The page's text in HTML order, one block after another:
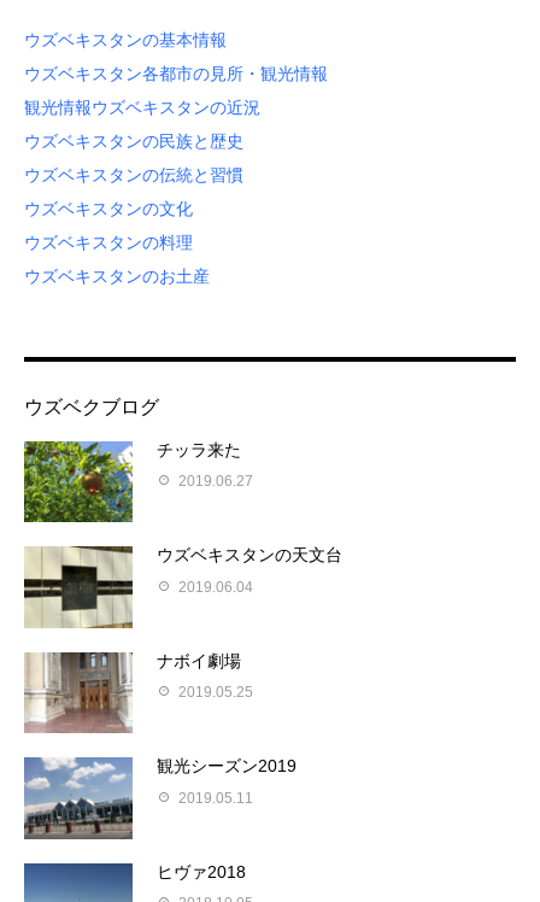
ウズベキスタンの基本情報
ウズベキスタン各都市の見所・観光情報
観光情報ウズベキスタンの近況
ウズベキスタンの民族と歴史
ウズベキスタンの伝統と習慣
ウズベキスタンの文化
ウズベキスタンの料理
ウズベキスタンのお土産
ウズベクブログ
チッラ来た
2019.06.27
ウズベキスタンの天文台
2019.06.04
ナボイ劇場
2019.05.25
観光シーズン2019
2019.05.11
ヒヴァ2018